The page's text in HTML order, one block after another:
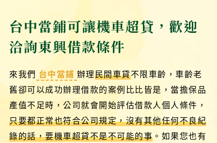
台中當鋪可讓機車超貸，歡迎
洽詢東興借款條件
來我們 台中當鋪 辦理民間車貸不限車齡，車齡老
舊卻可以成功辦理借款的案例比比皆是，當擔保品
產值不足時，公司就會開始評估借款人個人條件，
只要都正常也符合公司規定，沒有其他任何不良紀
錄的話，要機車超貸不是不可能的事 。如果您也有